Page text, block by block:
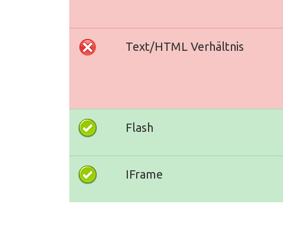
Text/HTML Verhältnis
Flash
IFrame